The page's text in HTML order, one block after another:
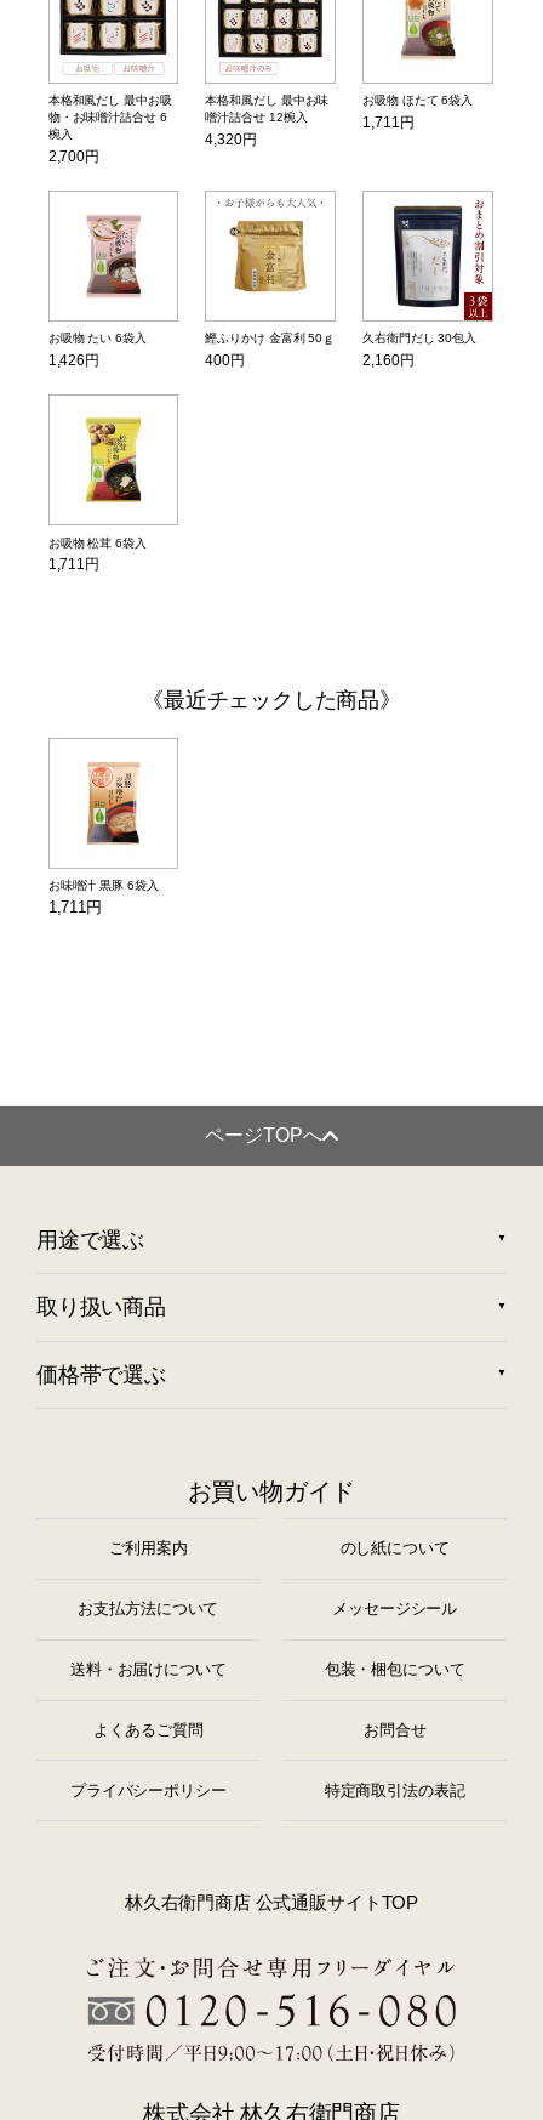
本格和風だし 最中お吸
物・お味噌汁詰合せ 6
椀入
2,700円
本格和風だし 最中お味
噌汁詰合せ 12椀入
4,320円
お吸物 ほたて 6袋入
1,711円
お吸物 たい 6袋入
1,426円
鰹ふりかけ 金富利 50ｇ
400円
久右衛門だし 30包入
2,160円
お吸物 松茸 6袋入
1,711円
最近チェックした商品
お味噌汁 黒豚 6袋入
1,711円
ページTOPへ
用途で選ぶ
取り扱い商品
価格帯で選ぶ
お買い物ガイド
ご利用案内 のし紙について
お支払方法について メッセージシール
送料・お届けについて 包装・梱包について
よくあるご質問 お問合せ
プライバシーポリシー 特定商取引法の表記
林久右衛門商店 公式通販サイトTOP
株式会社 林久右衛門商店